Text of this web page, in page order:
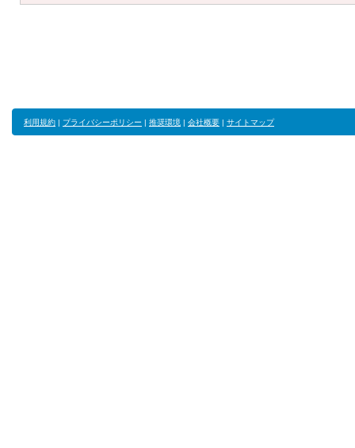
利用規約 | プライバシーポリシー | 推奨環境 | 会社概要 | サイトマップ